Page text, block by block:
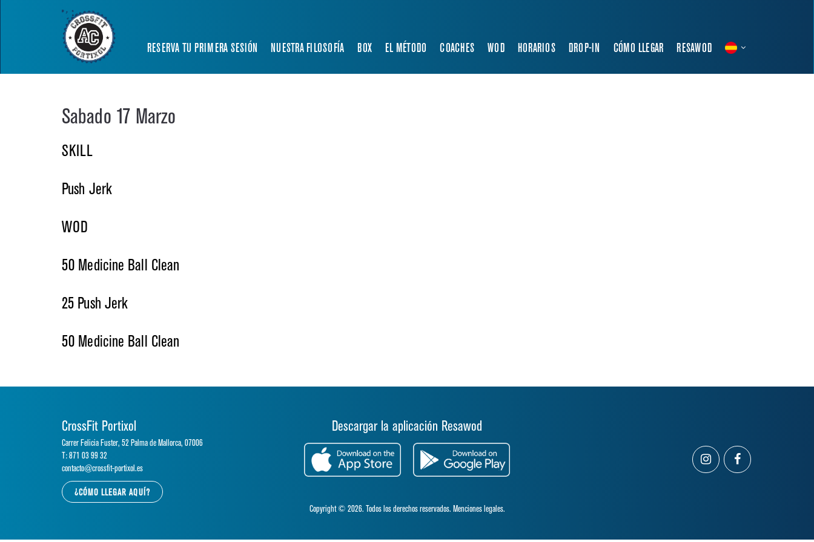
RESERVA TU PRIMERA SESIÓN NUESTRA FILOSOFÍA BOX EL MÉTODO COACHES WOD HORARIOS DROP-IN CÓMO LLEGAR RESAWOD
Sabado 17 Marzo
SKILL
Push Jerk
WOD
50 Medicine Ball Clean
25 Push Jerk
50 Medicine Ball Clean
CrossFit Portixol
Carrer Felicia Fuster, 52 Palma de Mallorca, 07006
T: 871 03 99 32
contacto@crossfit-portixol.es
¿CÓMO LLEGAR AQUÍ?
Descargar la aplicación Resawod
Copyright © 2026. Todos los derechos reservados. Menciones legales.